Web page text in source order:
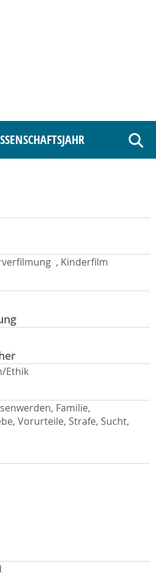
, Kinderfilm
Ethik
Familie,
Vorurteile, Strafe, Sucht,